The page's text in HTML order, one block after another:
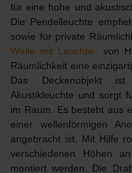
für eine hohe und
Die Pendelleuchte
sowie für private
Welle mit Leuchte von
Räumlichkeit eine
Das Deckenobjekt
Akustikleuchte und sorgt
im Raum. Es besteht aus
einer wellenförmigen
angebracht ist. Mit Hilfe
verschiedenen Höhen
montiert werden. Die